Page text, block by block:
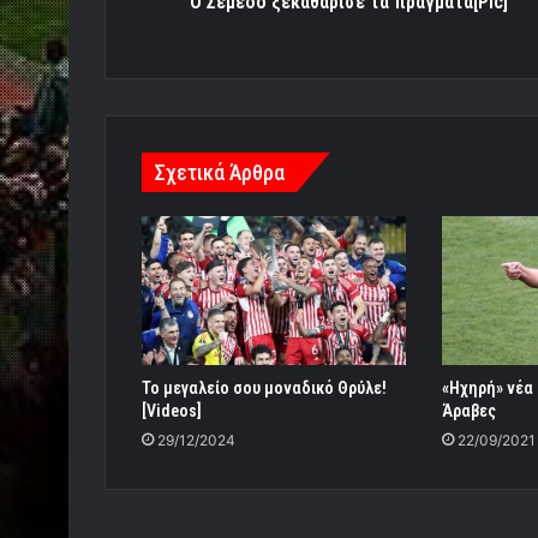
Σχετικά Άρθρα
To μεγαλείο σου μοναδικό Θρύλε!
[Videos]
29/12/2024
«Ηχηρή»
Άραβες
22/09/2021